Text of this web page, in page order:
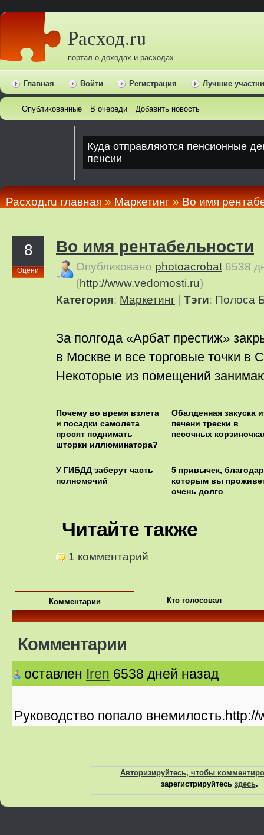
Расход.ru
портал о доходах и расходах
Главная Войти Регистрация Лучшие
Опубликованные В очереди Добавить новость
Расход.ru главная»Маркетинг»Во имя
8
Оцени
Во имя рентабельности
Опубликовано photoacrobat 6538
(http://www.vedomosti.ru)
Категория: Маркетинг Тэги: Полоса
За полгода «Арбат престиж»
в Москве и все торговые точки в
Некоторые из помещений
Почему во время взлета
и посадки самолета
просят поднимать
шторки иллюминатора?
Обалденная закуска
печени трески в
песочных
У ГИБДД заберут часть
полномочий
5 привычек,
которым вы
очень долго
Читайте также
1 комментарий
Комментарии Кто голосовал
Комментарии
оставлен Iren 6538 дней назад
Руководство попало
Авторизируйтесь, чтобы
зарегистрируйтесь здесь.